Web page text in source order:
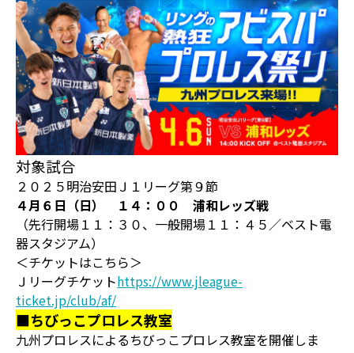
対象試合
２０２５明治安田Ｊ１リーグ第９節
４月６日（日） １４：００ 浦和レッズ戦
（先行開場１１：３０、一般開場１１：４５／ベスト電
器スタジアム）
＜チケットはこちら＞
Ｊリーグチケットhttps://www.jleague-
ticket.jp/club/af/
■ちびっこプロレス教室
九州プロレスによるちびっこプロレス教室を開催しま